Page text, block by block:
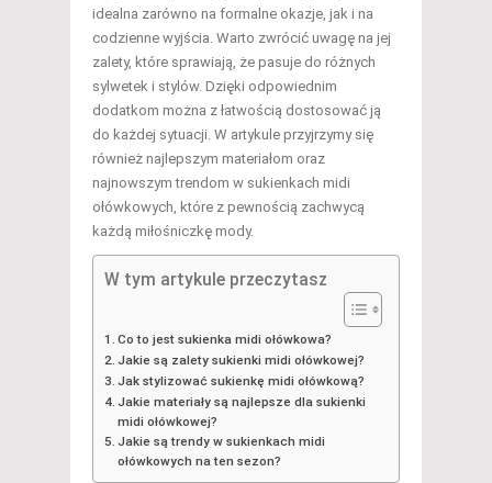
idealna zarówno na formalne okazje, jak i na
codzienne wyjścia. Warto zwrócić uwagę na jej
zalety, które sprawiają, że pasuje do różnych
sylwetek i stylów. Dzięki odpowiednim
dodatkom można z łatwością dostosować ją
do każdej sytuacji. W artykule przyjrzymy się
również najlepszym materiałom oraz
najnowszym trendom w sukienkach midi
ołówkowych, które z pewnością zachwycą
każdą miłośniczkę mody.
W tym artykule przeczytasz
Co to jest sukienka midi ołówkowa?
Jakie są zalety sukienki midi ołówkowej?
Jak stylizować sukienkę midi ołówkową?
Jakie materiały są najlepsze dla sukienki
midi ołówkowej?
Jakie są trendy w sukienkach midi
ołówkowych na ten sezon?